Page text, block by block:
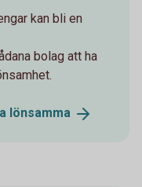
kan bli en
bolag att ha
lönsamma